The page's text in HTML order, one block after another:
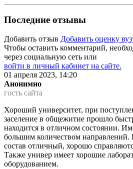
Последние отзывы
Добавить отзыв Добавить оценку
Чтобы оставить комментарий,
через социальную сеть или
войти в личный кабинет на сайте.
01 апреля 2023, 14:20
Анонимно
гость сайта
Хороший университет, при
заселение в общежитие прошло
находится в отличном состоянии.
большим количеством направлений.
состав отличный, хорошо
Также универ имеет хорошие
оборудованием.